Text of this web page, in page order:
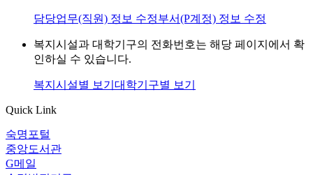
담당업무(직원) 정보 수정부서(P계정) 정보 수정
복지시설과 대학기구의 전화번호는 해당 페이지에서 확
인하실 수 있습니다.
복지시설별 보기 대학기구별 보기
Quick Link
숙명포털
중앙도서관
G메일